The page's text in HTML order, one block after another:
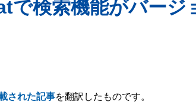
で検索機能がバージ
された記事を翻訳したものです。